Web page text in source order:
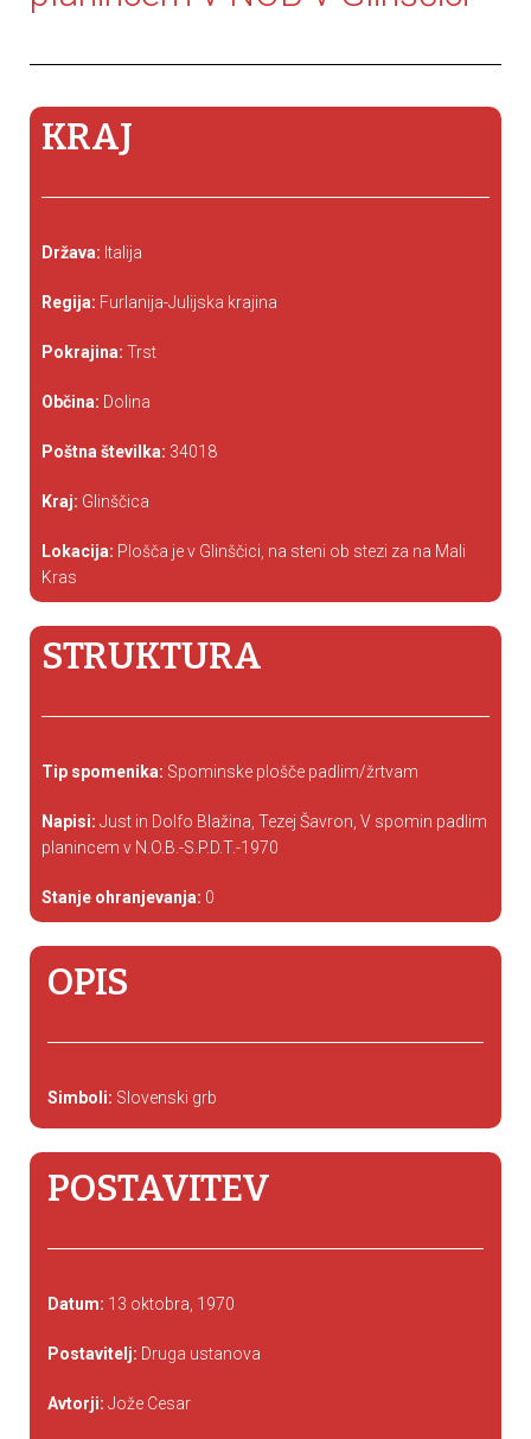
KRAJ
Država: Italija
Regija: Furlanija-Julijska krajina
Pokrajina: Trst
Občina: Dolina
Poštna številka: 34018
Kraj: Glinščica
Lokacija: Plošča je v Glinščici, na steni ob stezi za na Mali
Kras
STRUKTURA
Tip spomenika: Spominske plošče padlim/žrtvam
Napisi: Just in Dolfo Blažina, Tezej Šavron, V spomin padlim
planincem v N.O.B.-S.P.D.T.-1970
Stanje ohranjevanja: 0
OPIS
Simboli: Slovenski grb
POSTAVITEV
Datum: 13 oktobra, 1970
Postavitelj: Druga ustanova
Avtorji: Jože Cesar